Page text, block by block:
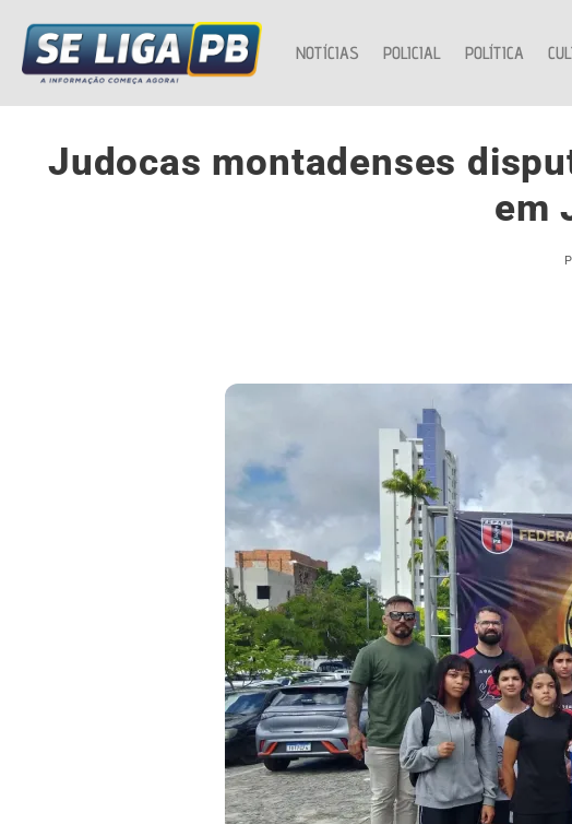
NOTÍCIAS POLICIAL POLÍTICA
Judocas montadenses
em